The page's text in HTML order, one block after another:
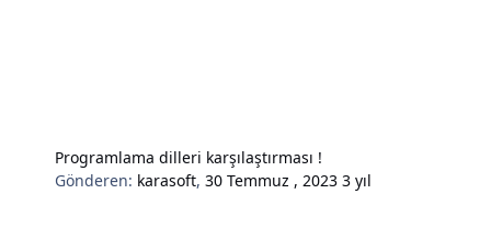
Programlama dilleri karşılaştırması !
Gönderen: karasoft,30 Temmuz , 20233 yıl